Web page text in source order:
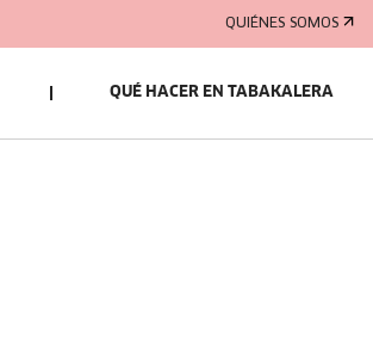
QUIÉNES SOMOS
QUÉ HACER EN TABAKALERA